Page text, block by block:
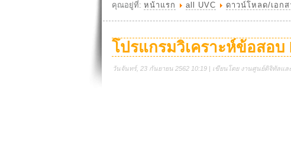
คุณอยู่ที่: หน้าแรก all UVC ดาวน์โหลด/เอก
โปรแกรมวิเคราะห์ข้อสอบ
วันจันทร์, 23 กันยายน 2562 10:19 | เขียนโดย งานศูนย์ดิจิทัลแล